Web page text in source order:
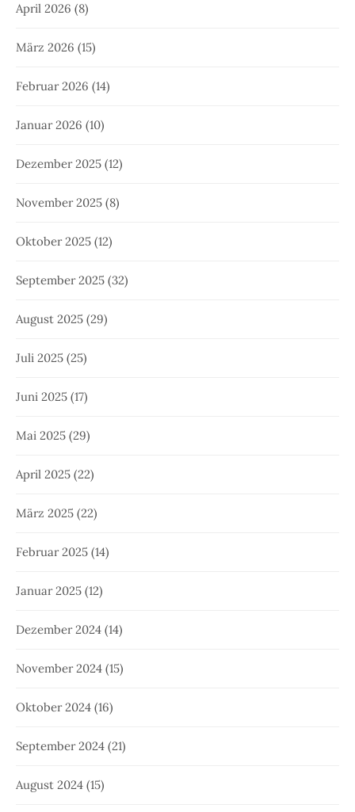
April 2026 (8)
März 2026 (15)
Februar 2026 (14)
Januar 2026 (10)
Dezember 2025 (12)
November 2025 (8)
Oktober 2025 (12)
September 2025 (32)
August 2025 (29)
Juli 2025 (25)
Juni 2025 (17)
Mai 2025 (29)
April 2025 (22)
März 2025 (22)
Februar 2025 (14)
Januar 2025 (12)
Dezember 2024 (14)
November 2024 (15)
Oktober 2024 (16)
September 2024 (21)
August 2024 (15)